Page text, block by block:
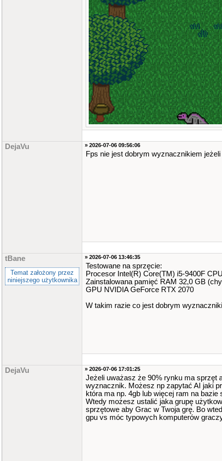
DejaVu » 2026-07-06 09:56:06
Fps nie jest dobrym wyznacznikiem
tBane
Temat założony przez
niniejszego użytkownika
» 2026-07-06 13:46:35
Testowane na sprzęcie:
Procesor Intel(R) Core(TM) i5-9400F
Zainstalowana pamięć RAM 32,0 GB
GPU NVIDIA GeForce RTX 2070
W takim razie co jest dobrym
DejaVu » 2026-07-06 17:01:25
Jeżeli uważasz że 90% rynku ma sprzęt
wyznacznik. Możesz np zapytać AI jaki
która ma np. 4gb lub więcej ram na
Wtedy możesz ustalić jaka grupę
sprzętowe aby Grac w Twoja grę. Bo
gpu vs móc typowych komputerów